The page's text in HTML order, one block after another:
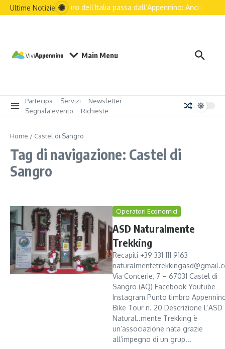
Salta al contenuto
Ultime NotizieIl futuro dell’Italia passa dall’Appennino: Anci e le
Main Menu
Partecipa Servizi
Newsletter
Segnala evento
Richieste
Home / Castel di Sangro
Tag di navigazione: Castel di
Sangro
Operatori Economici
ASD Naturalmente
Trekking
Recapiti +39 331 111 9163
Via Concerie, 7 – 67031 Castel di
Sangro (AQ) Facebook Youtube
Instagram Punto timbro
Bike Tour n. 20 Descrizione L’ASD
Natural..mente Trekking è
un’associazione nata grazie
all’impegno di un grup...